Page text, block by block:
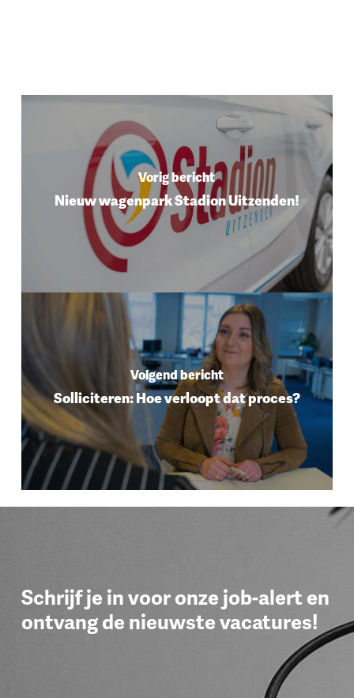
Vorig bericht
Nieuw wagenpark Stadion Uitzenden!
Volgend bericht
Solliciteren: Hoe verloopt dat proces?
Schrijf je in voor onze job-alert en
ontvang de nieuwste vacatures!